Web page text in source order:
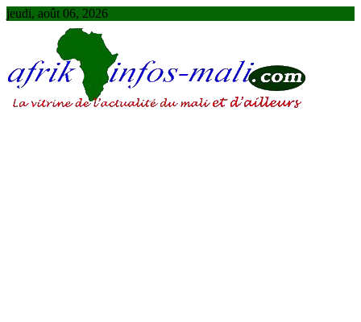
Skip
jeudi, août 06, 2026